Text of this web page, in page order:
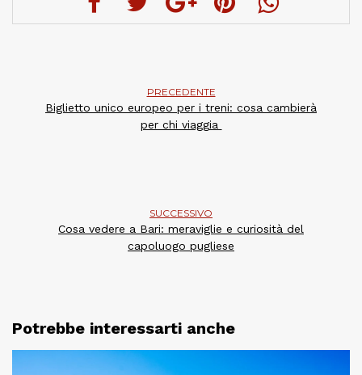
PRECEDENTE
Biglietto unico europeo per i treni: cosa cambierà
per chi viaggia
SUCCESSIVO
Cosa vedere a Bari: meraviglie e curiosità del
capoluogo pugliese
Potrebbe interessarti anche